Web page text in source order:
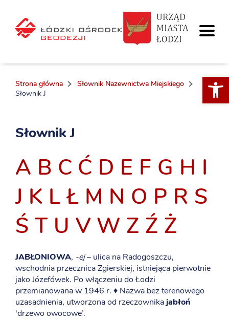
Strona główna
Słownik Nazewnictwa Miejskiego
Słownik J
Słownik J
A B C Ć D E F G H I
J K L Ł M N O P R S
Ś T U V W Z Ź Ż
JABŁONIOWA, -ej– ulica na Radogoszczu,
wschodnia przecznica Zgierskiej, istniejąca pierwotnie
jako Józefówek. Po włączeniu do Łodzi
przemianowana w 1946 r. ♦ Nazwa bez terenowego
uzasadnienia, utworzona od rzeczownikajabłoń
'drzewo owocowe’.